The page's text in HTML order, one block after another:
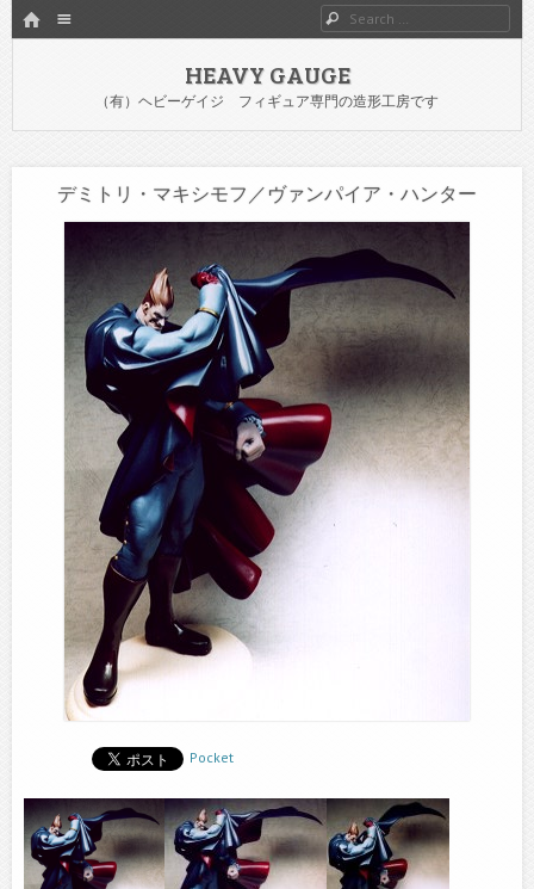
HOME Search
HEAVY GAUGE
（有）ヘビーゲイジ フィギュア専門の造形工房です
デミトリ・マキシモフ／ヴァンパイア・ハンター
Pocket